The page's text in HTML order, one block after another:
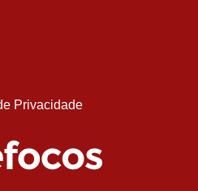
Privacidade